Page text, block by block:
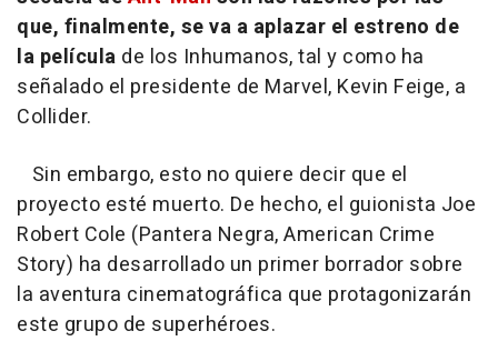
que, finalmente, se va a aplazar el estreno de
la película de los Inhumanos, tal y como ha
señalado el presidente de Marvel, Kevin Feige, a
Collider.
Sin embargo, esto no quiere decir que el
proyecto esté muerto. De hecho, el guionista Joe
Robert Cole (Pantera Negra, American Crime
Story) ha desarrollado un primer borrador sobre
la aventura cinematográfica que protagonizarán
este grupo de superhéroes.